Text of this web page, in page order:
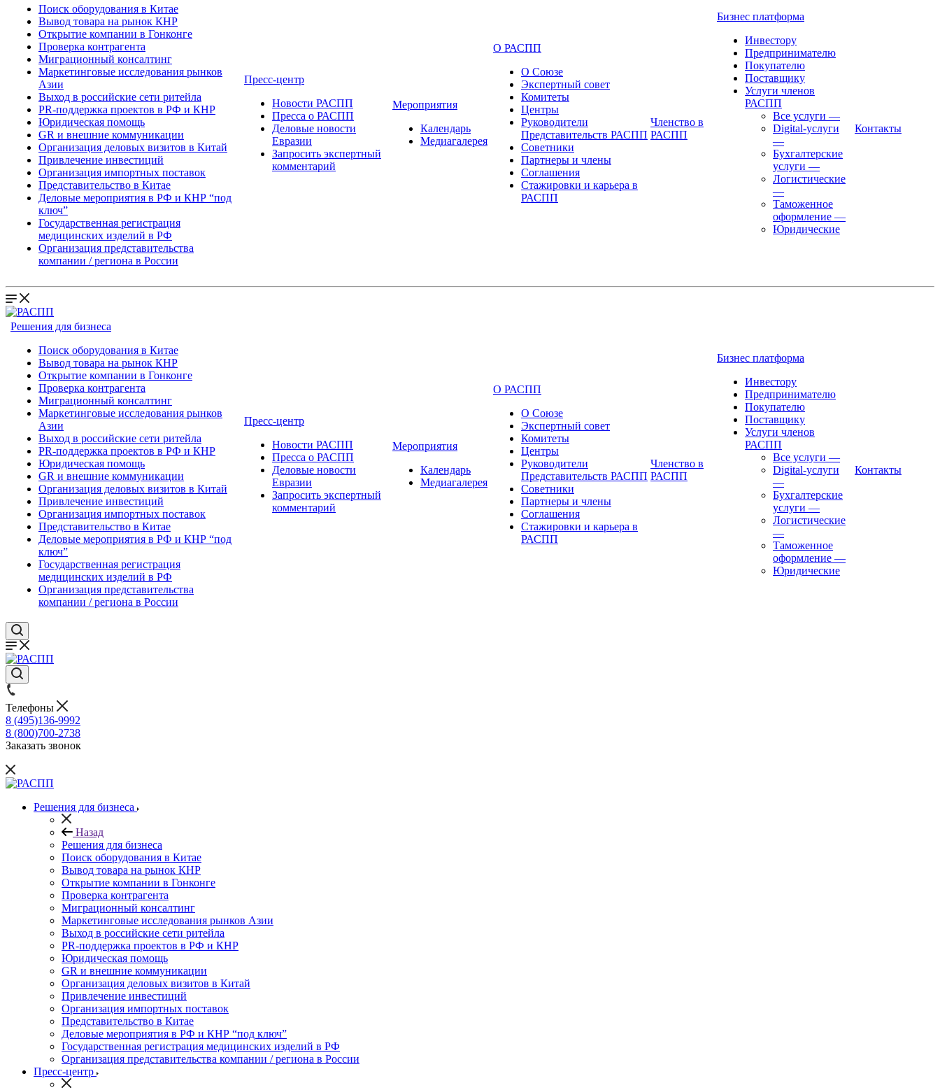
Поиск оборудования в Китае
Вывод товара на рынок КНР
Открытие компании в Гонконге
Проверка контрагента
Миграционный консалтинг
Маркетинговые исследования рынков
Азии
Выход в российские сети ритейла
PR-поддержка проектов в РФ и КНР
Юридическая помощь
GR и внешние коммуникации
Организация деловых визитов в Китай
Привлечение инвестиций
Организация импортных поставок
Представительство в Китае
Деловые мероприятия в РФ и КНР “под
ключ”
Государственная регистрация
медицинских изделий в РФ
Организация представительства
компании / региона в России
Пресс-центр
Новости РАСПП
Пресса о РАСПП
Деловые новости
Евразии
Запросить экспертный
комментарий
Мероприятия
Календарь
Медиагалерея
О РАСПП
О Союзе
Экспертный совет
Комитеты
Центры
Руководители
Представительств РАСПП
Советники
Партнеры и члены
Соглашения
Стажировки и карьера в
РАСПП
Членство в
РАСПП
Бизнес платформа
Инвестору
Предпринимателю
Покупателю
Поставщику
Услуги членов
РАСПП
Все услуги —
Digital-услуги
—
Бухгалтерские
услуги —
Логистические
—
Таможенное
оформление —
Юридические
Контакты
Решения для бизнеса
Поиск оборудования в Китае
Вывод товара на рынок КНР
Открытие компании в Гонконге
Проверка контрагента
Миграционный консалтинг
Маркетинговые исследования рынков
Азии
Выход в российские сети ритейла
PR-поддержка проектов в РФ и КНР
Юридическая помощь
GR и внешние коммуникации
Организация деловых визитов в Китай
Привлечение инвестиций
Организация импортных поставок
Представительство в Китае
Деловые мероприятия в РФ и КНР “под
ключ”
Государственная регистрация
медицинских изделий в РФ
Организация представительства
компании / региона в России
Пресс-центр
Новости РАСПП
Пресса о РАСПП
Деловые новости
Евразии
Запросить экспертный
комментарий
Мероприятия
Календарь
Медиагалерея
О РАСПП
О Союзе
Экспертный совет
Комитеты
Центры
Руководители
Представительств РАСПП
Советники
Партнеры и члены
Соглашения
Стажировки и карьера в
РАСПП
Членство в
РАСПП
Бизнес платформа
Инвестору
Предпринимателю
Покупателю
Поставщику
Услуги членов
РАСПП
Все услуги —
Digital-услуги
—
Бухгалтерские
услуги —
Логистические
—
Таможенное
оформление —
Юридические
Контакты
Телефоны
8 (495)136-9992
8 (800)700-2738
Заказать звонок
Решения для бизнеса
Назад
Решения для бизнеса
Поиск оборудования в Китае
Вывод товара на рынок КНР
Открытие компании в Гонконге
Проверка контрагента
Миграционный консалтинг
Маркетинговые исследования рынков Азии
Выход в российские сети ритейла
PR-поддержка проектов в РФ и КНР
Юридическая помощь
GR и внешние коммуникации
Организация деловых визитов в Китай
Привлечение инвестиций
Организация импортных поставок
Представительство в Китае
Деловые мероприятия в РФ и КНР “под ключ”
Государственная регистрация медицинских изделий в РФ
Организация представительства компании / региона в России
Пресс-центр